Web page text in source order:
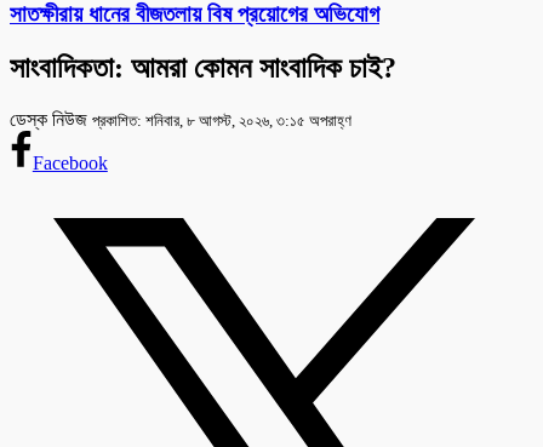
সাতক্ষীরায় ধানের বীজতলায় বিষ প্রয়োগের অভিযোগ
সাংবাদিকতা: আমরা কোমন সাংবাদিক চাই?
ডেস্ক নিউজ প্রকাশিত: শনিবার, ৮ আগস্ট, ২০২৬, ৩:১৫ অপরাহ্ণ
Facebook